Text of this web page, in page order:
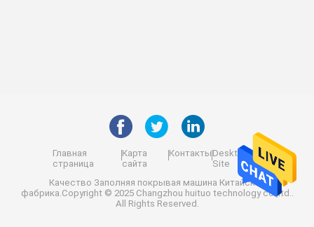
Главная
страница
Карта
сайта
КонтактыDesktop
Site
Качество Заполняя покрывая машина Китайская
фабрика.Copyright © 2025 Changzhou huituo technology co.,ltd..
All Rights Reserved.